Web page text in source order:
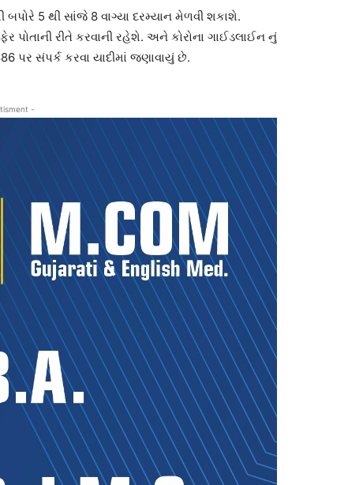
બપોરે 5 થી સાંજે 8 વાગ્યા દરમ્યાન મેળવી શકાશે.
પોતાની રીતે કરવાની રહેશે. અને કોરોના ગાઈડલાઈન નું
પર સંપર્ક કરવા યાદીમાં જણાવાયું છે.
-